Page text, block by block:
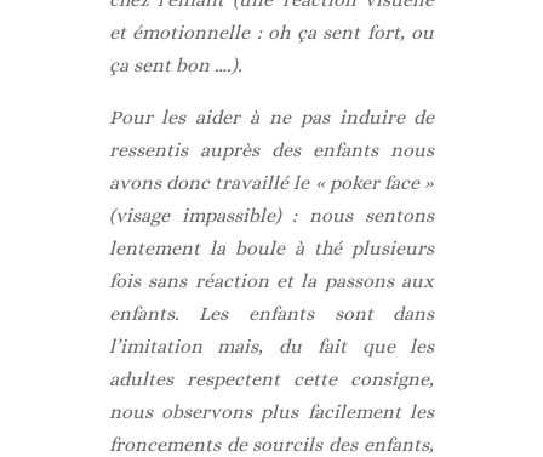
et émotionnelle : oh ça sent fort, ou
ça sent bon ….).
Pour les aider à ne pas induire de
ressentis auprès des enfants nous
avons donc travaillé le « poker face »
(visage impassible) : nous sentons
lentement la boule à thé plusieurs
fois sans réaction et la passons aux
enfants. Les enfants sont dans
l’imitation mais, du fait que les
adultes respectent cette consigne,
nous observons plus facilement les
froncements de sourcils des enfants,